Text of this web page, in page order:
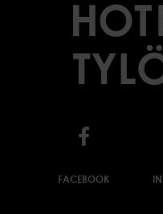
FACEBOOK